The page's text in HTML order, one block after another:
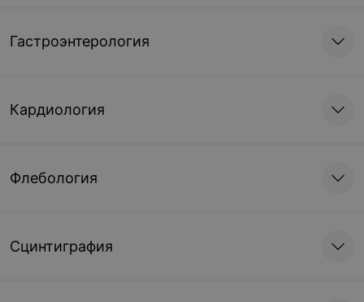
Гастроэнтерология
Кардиология
Флебология
Сцинтиграфия